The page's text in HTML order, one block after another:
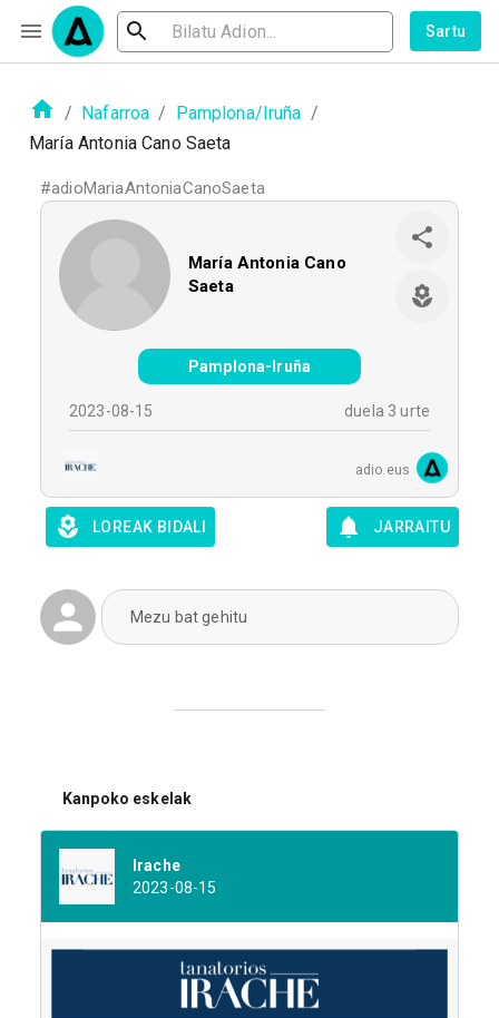
Sartu
/ Nafarroa / Pamplona/Iruña /
María Antonia Cano Saeta
#adioMariaAntoniaCanoSaeta
María Antonia Cano
Saeta
Pamplona-Iruña
2023-08-15 duela 3 urte
adio.eus
LOREAK BIDALI JARRAITU
Mezu bat gehitu
Kanpoko eskelak
Irache
2023-08-15